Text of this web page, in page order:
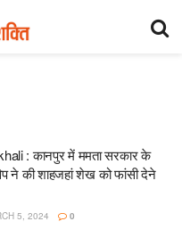
: कानपुर में ममता सरकार के
ने की शाहजहां शेख को फांसी देने
5, 2024 0